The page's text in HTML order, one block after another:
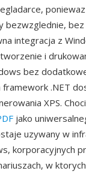
bezwzglednie, bez
integracja z
i
bez
.NET
XPS.
jako
uzywany w
korporacyjnych
w